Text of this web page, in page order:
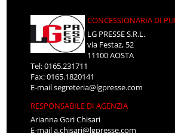
CONCESSIONARIA DI
LG PRESSE S.R.L.
via Festaz, 52
11100 AOSTA
Tel: 0165.231711
Fax: 0165.1820141
E-mailsegreteria@lgpresse.com
RESPONSABILE DI AGENZIA
Arianna Gori Chisari
E-maila.chisari@lgpresse.com